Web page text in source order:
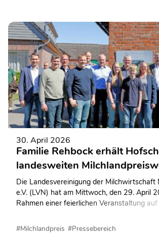
30. April 2026
Familie Rehbock erhält
landesweiten
Die Landesvereinigung der Milchwirtschaft
e.V. (LVN) hat am Mittwoch, den 29. April
Rahmen einer feierlichen Veranstaltung auf
und aufgehängt.
#Milchlandpreis #Pressebereich